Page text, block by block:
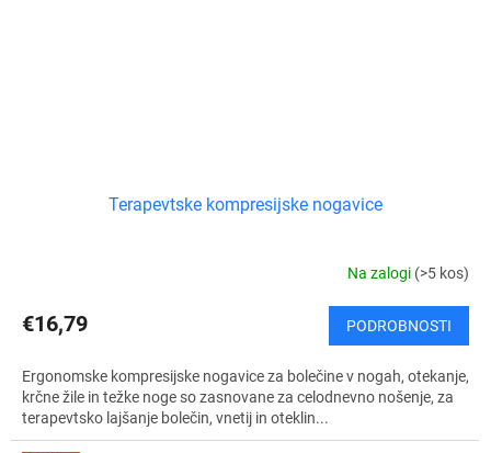
Terapevtske kompresijske nogavice
Na zalogi (>5 kos)
€16,79 PODROBNOSTI
Ergonomske kompresijske nogavice za bolečine v nogah, otekanje,
krčne žile in težke noge so zasnovane za celodnevno nošenje, za
terapevtsko lajšanje bolečin, vnetij in oteklin...